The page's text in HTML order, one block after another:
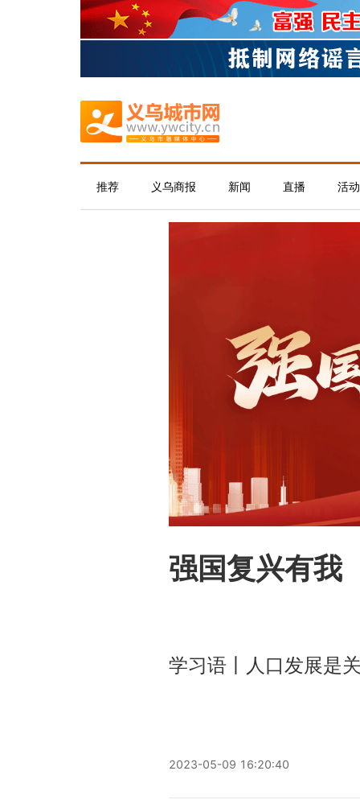
推荐 义乌商报 新闻 直播 活动
强国复兴有我
学习语丨人口发展是
2023-05-09 16:20:40